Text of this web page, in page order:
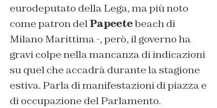
eurodeputato della Lega, ma più noto
come patron delPapeetebeach di
Milano Marittima -, però, il governo ha
gravi colpe nella mancanza di indicazioni
su quel che accadrà durante la stagione
estiva. Parla di manifestazioni di piazza e
di occupazione del Parlamento.